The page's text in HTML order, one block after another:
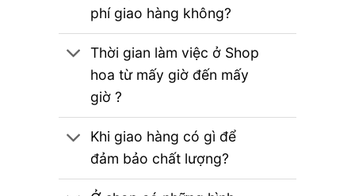
phí giao hàng không?
Thời gian làm việc ở Shop
hoa từ mấy giờ đến mấy
giờ ?
Khi giao hàng có gì để
đảm bảo chất lượng?